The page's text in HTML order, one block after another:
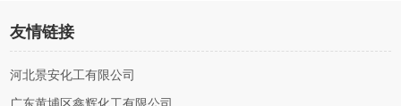
友情链接
河北景安化工有限公司